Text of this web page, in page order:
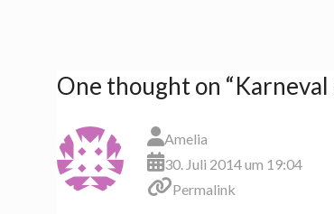
One thought on “
Amelia
30. Juli 2014 um 19:04
Permalink